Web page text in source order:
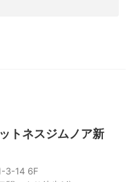
トネスジムノア新
3-14 6F